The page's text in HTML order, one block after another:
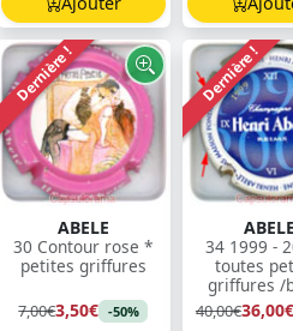
Dernière !
ABELE
30 Contour rose *
petites griffures
7,00€3,50€ -50%
Dernière !
ABELE
34 1999 -
toutes
griffures /
40,00€36,00€